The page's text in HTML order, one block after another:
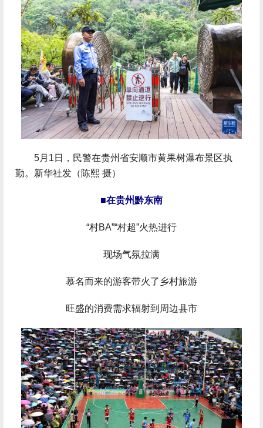
5月1日，民警在贵州省安顺市黄果树瀑布景区执
勤。新华社发（陈熙 摄）
■在贵州黔东南
“村BA”“村超”火热进行
现场气氛拉满
慕名而来的游客带火了乡村旅游
旺盛的消费需求辐射到周边县市